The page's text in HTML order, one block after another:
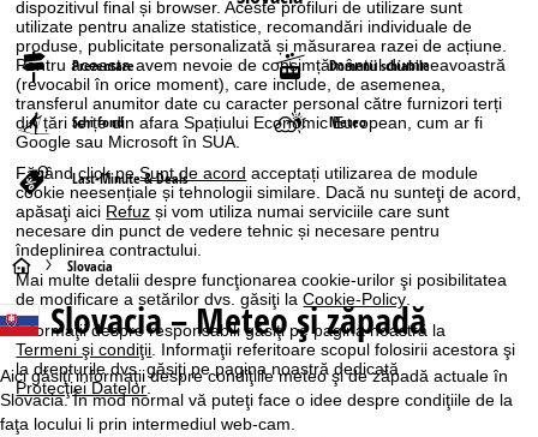
dispozitivul final și browser. Aceste profiluri de utilizare sunt
utilizate pentru analize statistice, recomandări individuale de
produse, publicitate personalizată și măsurarea razei de acțiune.
Pentru aceasta avem nevoie de consimțământul dumneavoastră
(revocabil în orice moment), care include, de asemenea,
transferul anumitor date cu caracter personal către furnizori terți
din țări terțe din afara Spațiului Economic European, cum ar fi
Google sau Microsoft în SUA.
Făcând click peSunt de acord acceptați utilizarea de module
cookie neesențiale și tehnologii similare. Dacă nu sunteţi de acord,
apăsaţi aici Refuz și vom utiliza numai serviciile care sunt
necesare din punct de vedere tehnic și necesare pentru
îndeplinirea contractului.
Mai multe detalii despre funcţionarea cookie-urilor şi posibilitatea
de modificare a setărilor dvs. găsiţi laCookie-Policy
Informaţii despre responsabili găsiţi pe pagina noastră la
Termeni şi condiţii . Informaţii referitoare scopul folosirii acestora şi
la drepturile dvs. găsiţi pe pagina noastră dedicată
Protecţiei Datelor .
Prezentare Domenii schiabile
Schi fond Meteo
Last-Minute & Deals
A
c
a
s
Slovacia
Slovacia – Meteo şi zăpadă
Aici găsiţi informaţii despre condiţiile meteo şi de zăpadă actuale în
Slovacia. În mod normal vă puteţi face o idee despre condiţiile de la
faţa locului li prin intermediul web-cam.